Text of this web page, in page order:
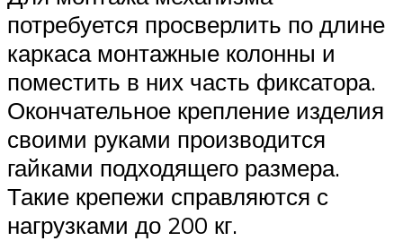
потребуется просверлить по длине
каркаса монтажные колонны и
поместить в них часть фиксатора.
Окончательное крепление изделия
своими руками производится
гайками подходящего размера.
Такие крепежи справляются с
нагрузками до 200 кг.